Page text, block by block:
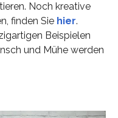
Noch kreative
finden Sie hier.
Beispielen
und Mühe werden